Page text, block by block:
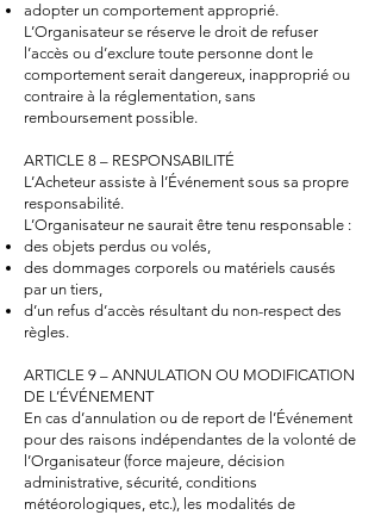
adopter un comportement approprié.
L’Organisateur se réserve le droit de refuser
l’accès ou d’exclure toute personne dont le
comportement serait dangereux, inapproprié ou
contraire à la réglementation, sans
remboursement possible.
ARTICLE 8 – RESPONSABILITÉ
L’Acheteur assiste à l’Événement sous sa propre
responsabilité.
L’Organisateur ne saurait être tenu responsable :
des objets perdus ou volés,
des dommages corporels ou matériels causés
par un tiers,
d’un refus d’accès résultant du non-respect des
règles.
ARTICLE 9 – ANNULATION OU MODIFICATION
DE L’ÉVÉNEMENT
En cas d’annulation ou de report de l’Événement
pour des raisons indépendantes de la volonté de
l’Organisateur (force majeure, décision
administrative, sécurité, conditions
météorologiques, etc.), les modalités de